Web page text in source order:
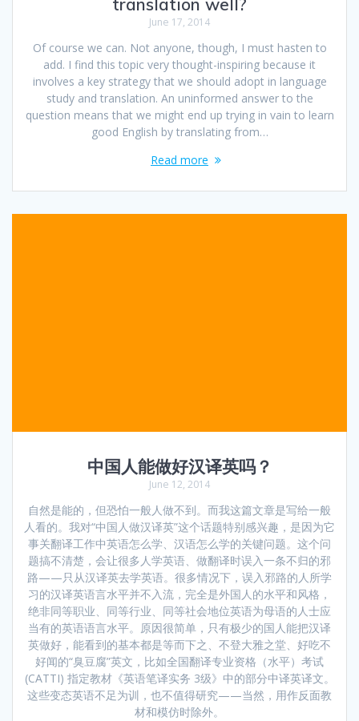
June 17, 2014
Of course we can. Not anyone, though, I must hasten to
add. I find this topic very thought-inspiring because it
involves a key strategy that we should adopt in language
study and translation. An uninformed answer to the
question means that we might end up trying in vain to learn
good English by translating from…
Read more
中国人能做好汉译英吗？
June 12, 2014
自然是能的，但恐怕一般人做不到。而我这篇文章是写给一般
人看的。我对“中国人做汉译英”这个话题特别感兴趣，是因为它
事关翻译工作中英语怎么学、汉语怎么学的关键问题。这个问
题搞不清楚，会让很多人学英语、做翻译时误入一条不归的邪
路——只从汉译英去学英语。很多情况下，误入邪路的人所学
习的汉译英语言水平并不入流，完全是外国人的水平和风格，
绝非同等职业、同等行业、同等社会地位英语为母语的人士应
当有的英语语言水平。原因很简单，只有极少的国人能把汉译
英做好，能看到的基本都是等而下之、不登大雅之堂、好吃不
好闻的“臭豆腐”英文，比如全国翻译专业资格（水平）考试
(CATTI) 指定教材《英语笔译实务 3级》中的部分中译英译文。
这些变态英语不足为训，也不值得研究——当然，用作反面教
材和模仿时除外。